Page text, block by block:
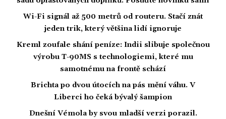
Wi-Fi signál až 500 metrů od routeru. Stačí znát
jeden trik, který většina lidí ignoruje
Kreml zoufale shání peníze: Indii slibuje společnou
výrobu T-90MS s technologiemi, které mu
samotnému na frontě schází
Brichta po dvou útocích na pás mění váhu. V
Liberci ho čeká bývalý šampion
Dnešní Vémola by svou mladší verzi porazil.